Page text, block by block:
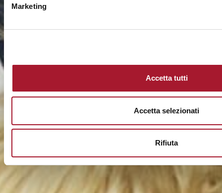
Marketing
Accetta tutti
Accetta selezionati
Rifiuta